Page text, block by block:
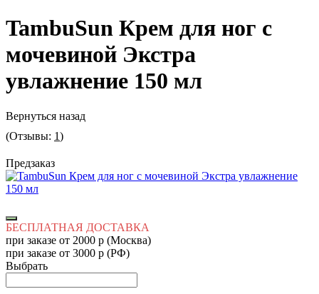
TambuSun Крем для ног с
мочевиной Экстра
увлажнение 150 мл
Вернуться назад
(Отзывы: 1)
Предзаказ
БЕСПЛАТНАЯ ДОСТАВКА
при заказе от 2000 р (Москва)
при заказе от 3000 р (РФ)
Выбрать